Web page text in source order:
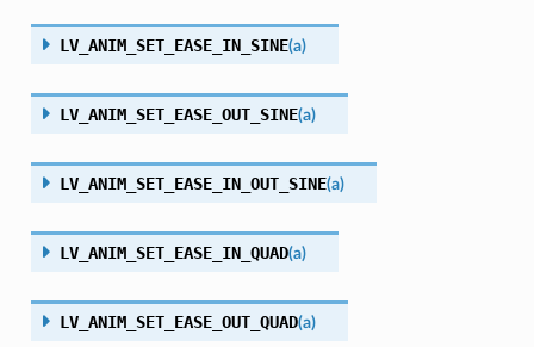
LV_ANIM_SET_EASE_IN_SINE(a)
LV_ANIM_SET_EASE_OUT_SINE(a)
LV_ANIM_SET_EASE_IN_OUT_SINE(a)
LV_ANIM_SET_EASE_IN_QUAD(a)
LV_ANIM_SET_EASE_OUT_QUAD(a)